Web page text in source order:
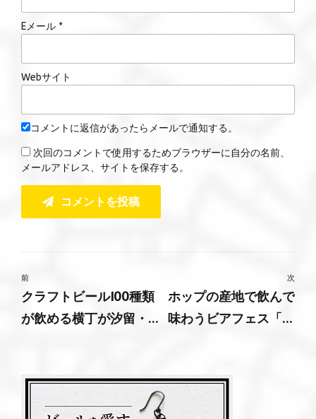
Eメール *
Webサイト
コメントに返信があったらメールで通知する。
次回のコメントで使用するためブラウザーに自分の名前、
メールアドレス、サイトを保存する。
コメントを投稿
前
クラフトビール100種類
が飲める横丁が汐留・
次
ホップの産地で飲んで
味わうビアフェス「遠